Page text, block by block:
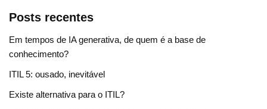
Posts recentes
Em tempos de IA generativa, de quem é a base de
conhecimento?
ITIL 5: ousado, inevitável
Existe alternativa para o ITIL?